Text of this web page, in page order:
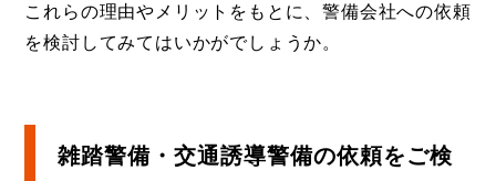
これらの理由やメリットをもとに、警備会社への依頼
を検討してみてはいかがでしょうか。
雑踏警備・交通誘導警備の依頼をご検